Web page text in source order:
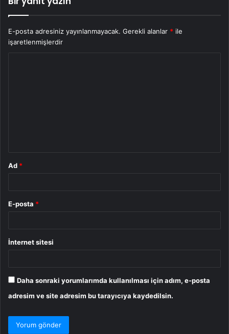
E-posta adresiniz yayınlanmayacak. Gerekli alanlar * ile
işaretlenmişlerdir
Ad *
E-posta *
İnternet sitesi
Daha sonraki yorumlarımda kullanılması için adım, e-posta
adresim ve site adresim bu tarayıcıya kaydedilsin.